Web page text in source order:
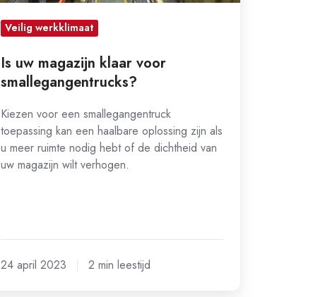
Veilig werkklimaat
Is uw magazijn klaar voor
smallegangentrucks?
Kiezen voor een smallegangentruck
toepassing kan een haalbare oplossing zijn als
u meer ruimte nodig hebt of de dichtheid van
uw magazijn wilt verhogen.
24 april 2023 2 min leestijd